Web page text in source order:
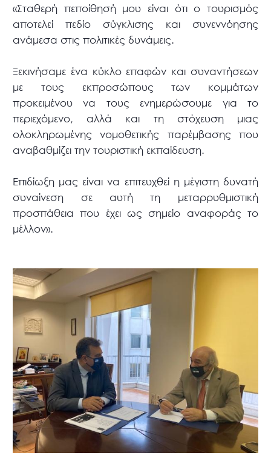
«Σταθερή πεποίθησή μου είναι ότι ο τουρισμός
αποτελεί πεδίο σύγκλισης και συνεννόησης
ανάμεσα στις πολιτικές δυνάμεις.
Ξεκινήσαμε ένα κύκλο επαφών και συναντήσεων
με τους εκπροσώπους των κομμάτων
προκειμένου να τους ενημερώσουμε για το
περιεχόμενο, αλλά και τη στόχευση μιας
ολοκληρωμένης νομοθετικής παρέμβασης που
αναβαθμίζει την τουριστική εκπαίδευση.
Επιδίωξη μας είναι να επιτευχθεί η μέγιστη δυνατή
συναίνεση σε αυτή τη μεταρρυθμιστική
προσπάθεια που έχει ως σημείο αναφοράς το
μέλλον».